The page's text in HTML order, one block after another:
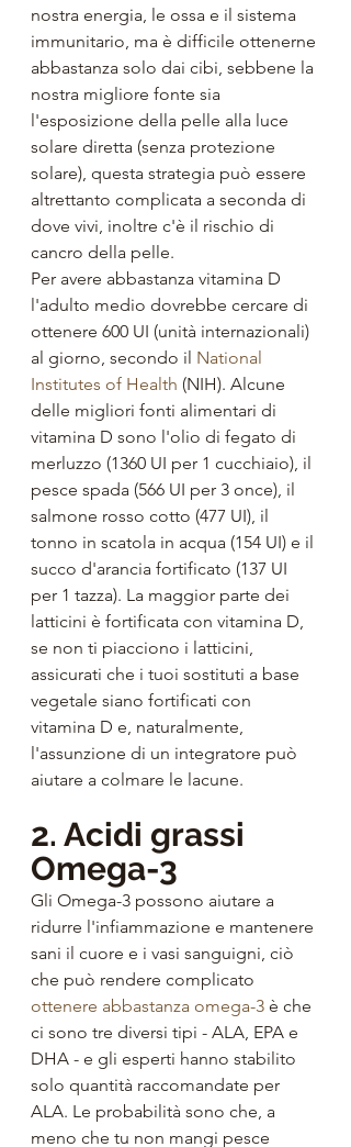
nostra energia, le ossa e il sistema
immunitario, ma è difficile ottenerne
abbastanza solo dai cibi, sebbene la
nostra migliore fonte sia
l'esposizione della pelle alla luce
solare diretta (senza protezione
solare), questa strategia può essere
altrettanto complicata a seconda di
dove vivi, inoltre c'è il rischio di
cancro della pelle.
Per avere abbastanza vitamina D
l'adulto medio dovrebbe cercare di
ottenere 600 UI (unità internazionali)
al giorno, secondo il National
Institutes of Health (NIH). Alcune
delle migliori fonti alimentari di
vitamina D sono l'olio di fegato di
merluzzo (1360 UI per 1 cucchiaio), il
pesce spada (566 UI per 3 once), il
salmone rosso cotto (477 UI), il
tonno in scatola in acqua (154 UI) e il
succo d'arancia fortificato (137 UI
per 1 tazza). La maggior parte dei
latticini è fortificata con vitamina D,
se non ti piacciono i latticini,
assicurati che i tuoi sostituti a base
vegetale siano fortificati con
vitamina D e, naturalmente,
l'assunzione di un integratore può
aiutare a colmare le lacune.
2. Acidi grassi
Omega-3
Gli Omega-3 possono aiutare a
ridurre l'infiammazione e mantenere
sani il cuore e i vasi sanguigni, ciò
che può rendere complicato
ottenere abbastanza omega-3 è che
ci sono tre diversi tipi - ALA, EPA e
DHA - e gli esperti hanno stabilito
solo quantità raccomandate per
ALA. Le probabilità sono che, a
meno che tu non mangi pesce